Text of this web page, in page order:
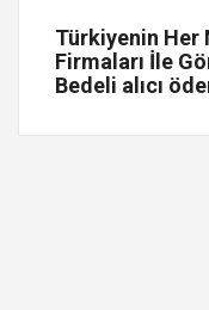
Türkiyenin Her
Firmaları İle
Bedeli alıcı